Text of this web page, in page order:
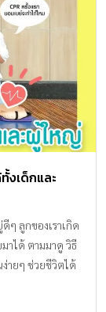
งเด็กและ
ๆ ลูกของเราเกิด
าได้ ตามมาดู วิธี
ง่ายๆ ช่วยชีวิตได้
ต่างๆพอ หรือ